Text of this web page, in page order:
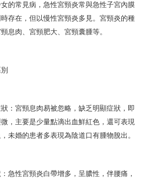
的常見病，急性宮頸炎常與急性子宮內膜
存在，但以慢性宮頸炎多見。宮頸炎的種
息肉、宮頸肥大、宮頸囊腫等。
：宮頸息肉易被忽略，缺乏明顯症狀，即
，主要是少量點滴出血鮮紅色，還可表現
未婚的患者多表現為陰道口有腫物脫出。
急性宮頸炎白帶增多，呈膿性，伴腰痛，